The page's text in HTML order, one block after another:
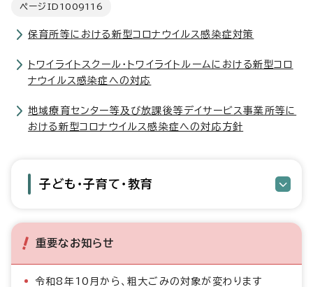
ページID 1009116
保育所等における新型コロナウイルス感染症対策
トワイライトスクール・トワイライトルームにおける新型コロ
ナウイルス感染症への対応
地域療育センター等及び放課後等デイサービス事業所等に
おける新型コロナウイルス感染症への対応方針
子ども・子育て・教育
重要なお知らせ
令和8年10月から、粗大ごみの対象が変わります